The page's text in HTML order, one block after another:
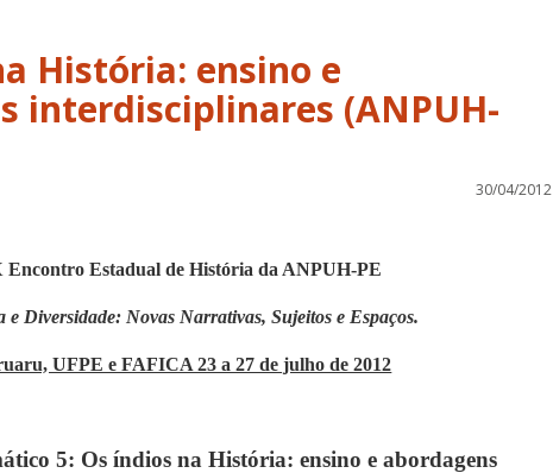
História: ensino e
interdisciplinares (ANPUH-
30/04/2012
Encontro Estadual de História da ANPUH-PE
e Diversidade: Novas Narrativas, Sujeitos e Espaços.
UFPE e FAFICA 23 a 27 de julho de 2012
5: Os índios na História: ensino e abordagens